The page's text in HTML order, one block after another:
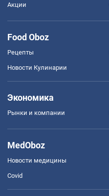
Акции
Food Oboz
Рецепты
Новости Кулинарии
Экономика
Рынки и компании
MedOboz
Новости медицины
Covid